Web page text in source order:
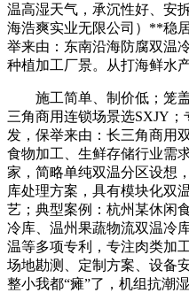
温高湿天气，承沉性好、安
海浩爽实业无限公司）**稳
举来由：东南沿海防腐双温
种植加工厂景。从打海鲜水
施工简单、制价低；笼盖
三角商用连锁场景选SXJY
发，保举来由：长三角商用
食物加工、生鲜存储行业需
家，简略单纯双温分区设想
库处理方案，具有模块化双
艺；典型案例：杭州某休闲
冷库、温州果蔬物流双温冷
温等多项专利，专注肉类加
场地勘测、定制方案、设备
整小我都“瘫”了，机组抗潮